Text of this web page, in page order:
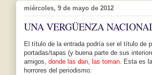
miércoles, 9 de mayo de 2012
UNA VERGÜENZA
El título de la entrada podría ser el título de
portadas/tapas (y buena parte de sus
amigos, donde las dan, las toman. Esta es
horrores del periodismo: